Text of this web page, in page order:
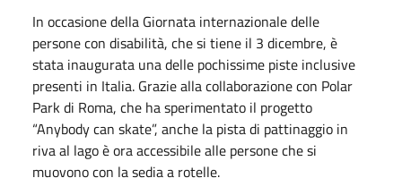
In occasione della Giornata internazionale delle
persone con disabilità, che si tiene il 3 dicembre, è
stata inaugurata una delle pochissime piste inclusive
presenti in Italia. Grazie alla collaborazione con Polar
Park di Roma, che ha sperimentato il progetto
“Anybody can skate”, anche la pista di pattinaggio in
riva al lago è ora accessibile alle persone che si
muovono con la sedia a rotelle.